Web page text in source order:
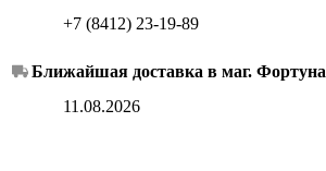
+7 (8412) 23-19-89
Ближайшая доставка в маг. Фортуна
11.08.2026